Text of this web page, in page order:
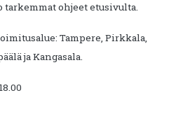
tarkemmat ohjeet etusivulta.
Tampere, Pirkkala,
ja Kangasala.